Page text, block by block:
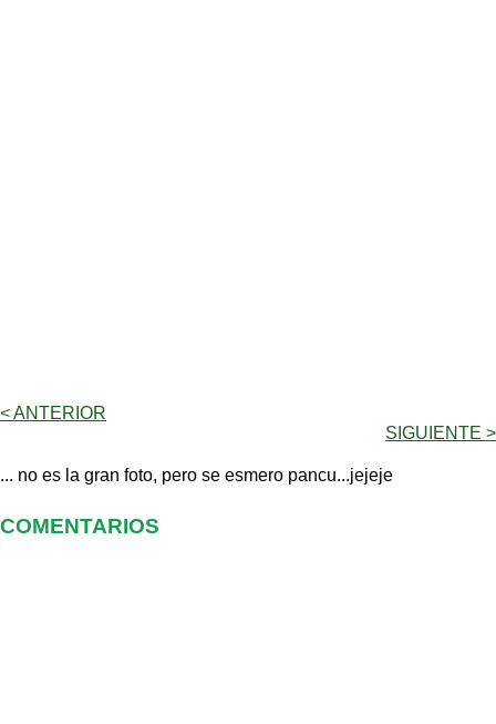
< ANTERIOR
SIGUIENTE >
... no es la gran foto, pero se esmero pancu...jejeje
COMENTARIOS